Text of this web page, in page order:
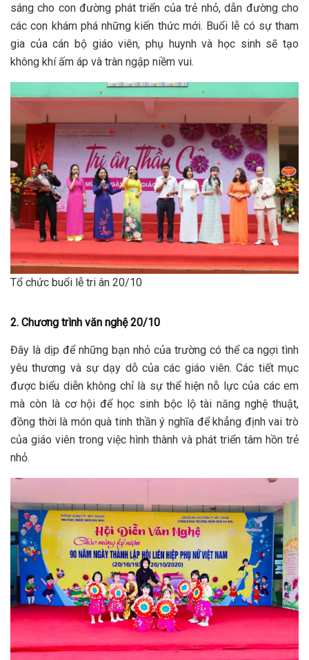
sáng cho con đường phát triển của trẻ nhỏ, dẫn đường cho
các con khám phá những kiến thức mới. Buổi lễ có sự tham
gia của cán bộ giáo viên, phụ huynh và học sinh sẽ tạo
không khí ấm áp và tràn ngập niềm vui.
Tổ chức buổi lễ tri ân 20/10
2. Chương trình văn nghệ 20/10
Đây là dịp để những bạn nhỏ của trường có thể ca ngợi tình
yêu thương và sự dạy dỗ của các giáo viên. Các tiết mục
được biểu diễn không chỉ là sự thể hiện nỗ lực của các em
mà còn là cơ hội để học sinh bộc lộ tài năng nghệ thuật,
đồng thời là món quà tinh thần ý nghĩa để khẳng định vai trò
của giáo viên trong việc hình thành và phát triển tâm hồn trẻ
nhỏ.